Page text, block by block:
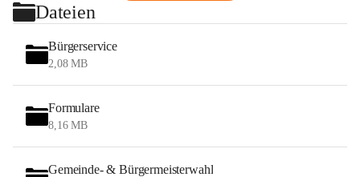
Dateien
Bürgerservice
2,08 MB
Formulare
8,16 MB
Gemeinde- & Bürgermeisterwahl